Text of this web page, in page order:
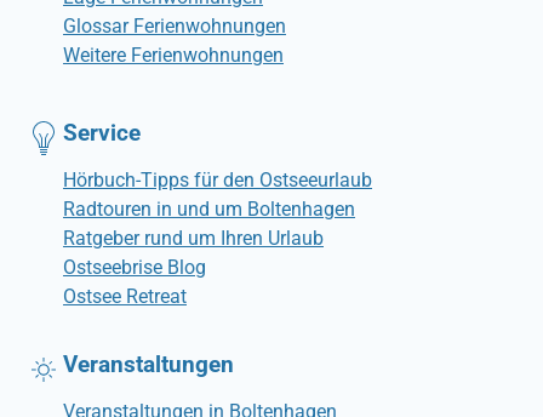
Glossar Ferienwohnungen
Weitere Ferienwohnungen
Service
Hörbuch-Tipps für den Ostseeurlaub
Radtouren in und um Boltenhagen
Ratgeber rund um Ihren Urlaub
Ostseebrise Blog
Ostsee Retreat
Veranstaltungen
Veranstaltungen in Boltenhagen